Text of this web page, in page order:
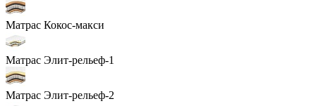
Матрас Кокос-макси
Матрас Элит-рельеф-1
Матрас Элит-рельеф-2